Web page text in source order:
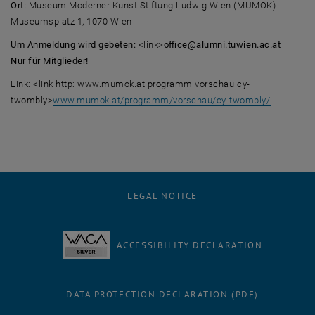
Ort: Museum Moderner Kunst Stiftung Ludwig Wien (MUMOK)
Museumsplatz 1, 1070 Wien
Um Anmeldung wird gebeten: <link>office@alumni.tuwien.ac.at
Nur für Mitglieder!
Link: <link http: www.mumok.at programm vorschau cy-
twombly>www.mumok.at/programm/vorschau/cy-twombly/
LEGAL NOTICE
ACCESSIBILITY DECLARATION
DATA PROTECTION DECLARATION (PDF)